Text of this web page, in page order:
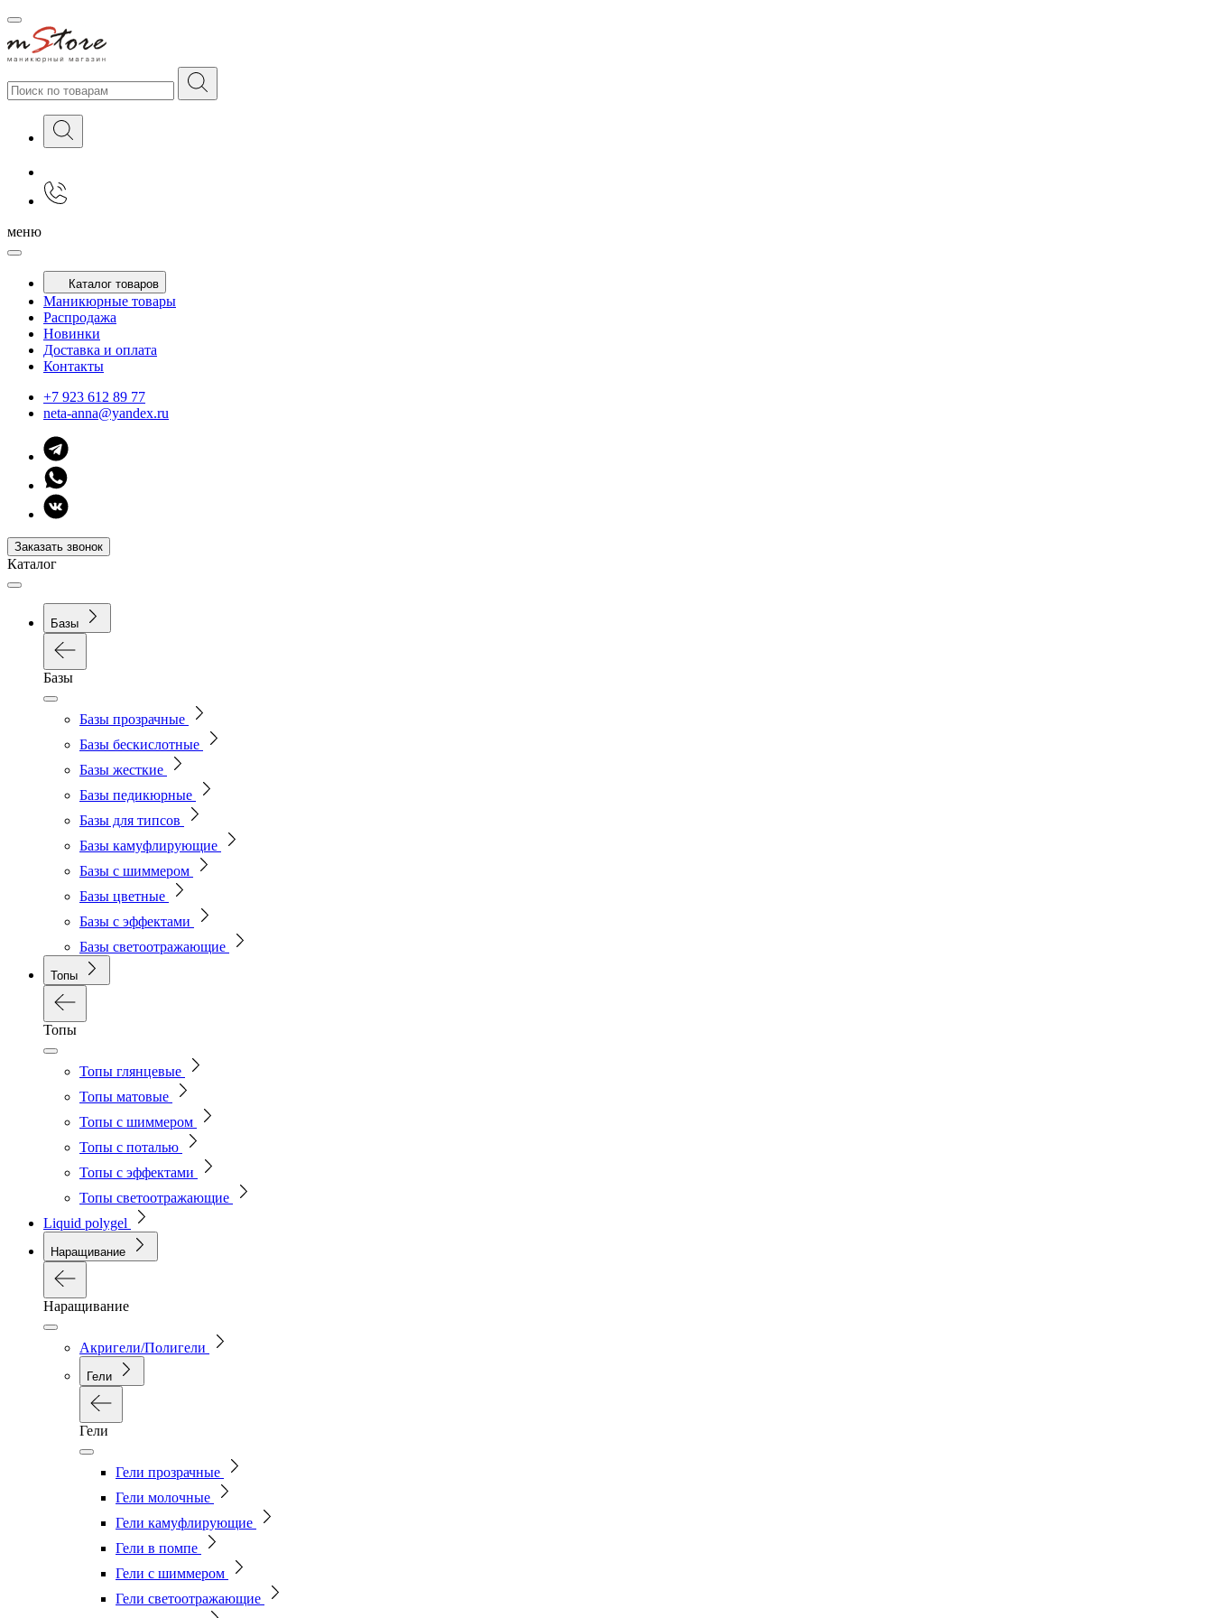
меню
Каталог товаров
Маникюрные товары
Распродажа
Новинки
Доставка и оплата
Контакты
+7 923 612 89 77
neta-anna@yandex.ru
Заказать звонок
Каталог
Базы
Базы
Базы прозрачные
Базы бескислотные
Базы жесткие
Базы педикюрные
Базы для типсов
Базы камуфлирующие
Базы с шиммером
Базы цветные
Базы с эффектами
Базы светоотражающие
Топы
Топы
Топы глянцевые
Топы матовые
Топы с шиммером
Топы с поталью
Топы с эффектами
Топы светоотражающие
Liquid polygel
Наращивание
Наращивание
Акригели/Полигели
Гели
Гели
Гели прозрачные
Гели молочные
Гели камуфлирующие
Гели в помпе
Гели с шиммером
Гели светоотражающие